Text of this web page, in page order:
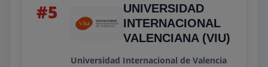
#5
UNIVERSIDAD
INTERNACIONAL
VALENCIANA (VIU)
Universidad Internacional de Valencia